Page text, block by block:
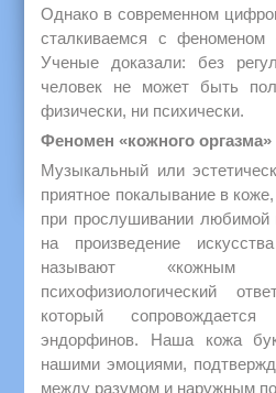
Однако в современном
сталкиваемся с феноменом
Ученые доказали: без
человек не может быть
физически, ни психически.
Феномен «кожного оргазма»
Музыкальный или
приятное покалывание в
при прослушивании любимой
на произведение
называют «кожным
психофизиологический
который
эндорфинов. Наша кожа
нашими эмоциями,
между разумом и наружным